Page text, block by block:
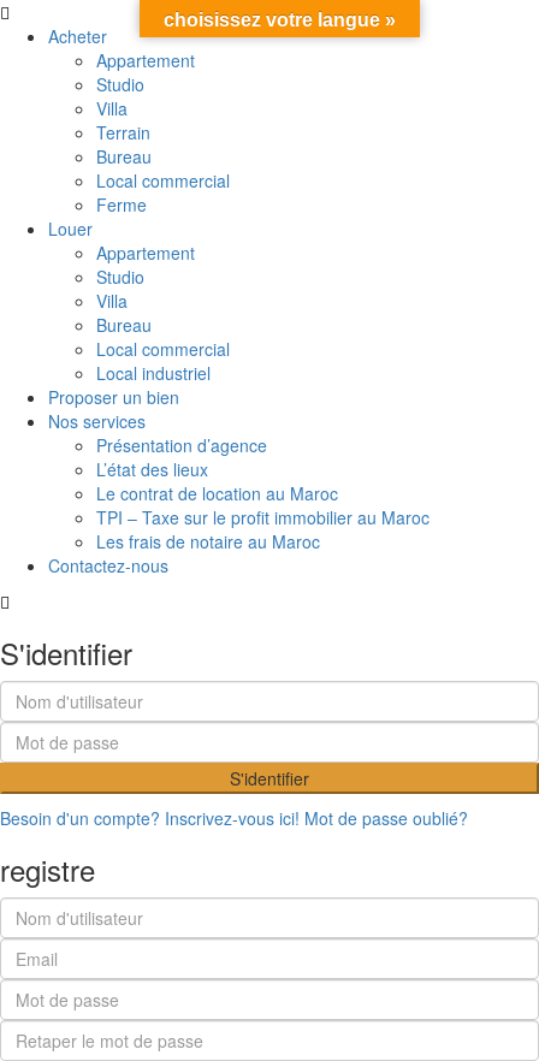
Acheter
Appartement
Studio
Villa
Terrain
Bureau
Local commercial
Ferme
Louer
Appartement
Studio
Villa
Bureau
Local commercial
Local industriel
Proposer un bien
Nos services
Présentation d’agence
L’état des lieux
Le contrat de location au Maroc
TPI – Taxe sur le profit immobilier au Maroc
Les frais de notaire au Maroc
Contactez-nous
S'identifier
S'identifier
Besoin d'un compte? Inscrivez-vous ici! Mot de passe oublié?
registre
choisissez votre langue »